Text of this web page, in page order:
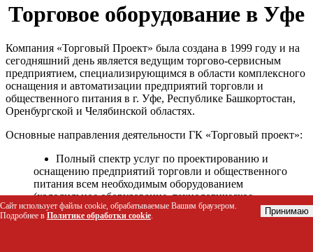
Торговое оборудование в Уфе
Компания «Торговый Проект» была создана в 1999 году и на
сегодняшний день является ведущим торгово-сервисным
предприятием, специализирующимся в области комплексного
оснащения и автоматизации предприятий торговли и
общественного питания в г. Уфе, Республике Башкортостан,
Оренбургской и Челябинской областях.
Основные направления деятельности ГК «Торговый проект»:
Полный спектр услуг по проектированию и
оснащению предприятий торговли и общественного
питания всем необходимым оборудованием
(холодильное оборудование, технологическое
оборудование, стеллажное оборудование и т.д.);
Автоматизация торговых процессов и внедрения
Сайт использует файлы cookie, обрабатываемые Вашим браузером.
Подробнее в Политике обработки cookie. Принимаю